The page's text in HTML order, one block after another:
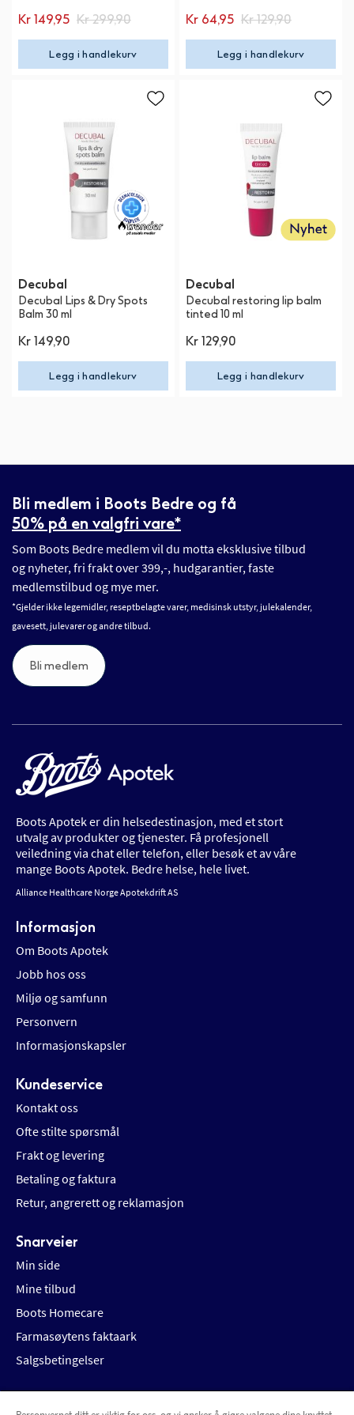
Kr 149,95 Kr 299,90
Legg i handlekurv
Kr 64,95 Kr 129,90
Legg i handlekurv
Decubal
Decubal Lips & Dry Spots
Balm 30 ml
Kr 149,90
Legg i handlekurv
Decubal
Decubal restoring lip balm
tinted 10 ml
Kr 129,90
Legg i handlekurv
Bli medlem i Boots Bedre og få
50% på en valgfri vare*
Som Boots Bedre medlem vil du motta eksklusive tilbud
og nyheter, fri frakt over 399,-, hudgarantier, faste
medlemstilbud og mye mer.
*Gjelder ikke legemidler, reseptbelagte varer, medisinsk utstyr, julekalender,
gavesett, julevarer og andre tilbud.
Bli medlem
Boots Apotek er din helsedestinasjon, med et stort
utvalg av produkter og tjenester. Få profesjonell
veiledning via chat eller telefon, eller besøk et av våre
mange Boots Apotek. Bedre helse, hele livet.
Alliance Healthcare Norge Apotekdrift AS
Informasjon
Om Boots Apotek
Jobb hos oss
Miljø og samfunn
Personvern
Informasjonskapsler
Kundeservice
Kontakt oss
Ofte stilte spørsmål
Frakt og levering
Betaling og faktura
Retur, angrerett og reklamasjon
Snarveier
Min side
Mine tilbud
Boots Homecare
Farmasøytens faktaark
Salgsbetingelser